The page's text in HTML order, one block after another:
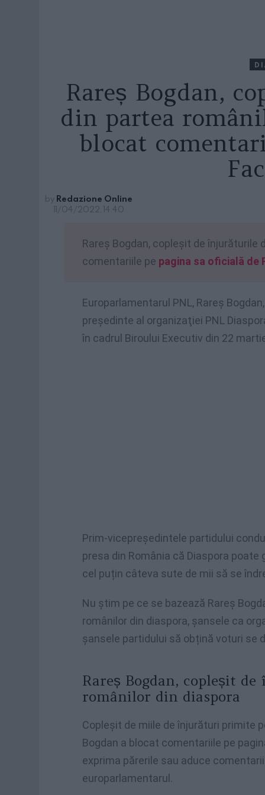
Rareș Bogdan,
din partea
blocat
by Redazione Online
11/04/2022, 14:40
Rareș Bogdan, copleșit de înjurăturile
comentariile pe pagina sa oficială de
Europarlamentarul PNL, Rareş
președinte al organizaţiei PNL
în cadrul Biroului Executiv din 22
Prim-vicepreședintele partidului
presa din România că Diaspora
cel puțin câteva sute de mii să se
Nu știm pe ce se bazează Rareș
românilor din diaspora, șansele ca
șansele partidului să obțină voturi se
Rareș Bogdan, copleșit
românilor din diaspora
Copleșit de miile de înjurături primite
Bogdan a blocat comentariile pe
exprima părerile sau aduce
europarlamentarul.